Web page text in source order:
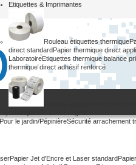
Etiquettes & Imprimantes
Rouleau étiquettes thermique
direct standardPapier thermique direct
LaboratoireEtiquettes thermique balance
thermique direct adhésif renforcé
Pour le jardin/PépinièreSécurité arrachement
Papier Jet d'Encre et Laser standard